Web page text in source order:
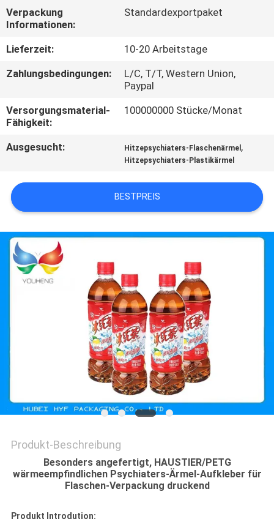
SIE
MIT
IN
VERBINDUNG
NACHRICHTEN
FORDERN
SIE EIN
SITEMAP
DATENSCHUTZRICHTLINIE
Verpackung
Informationen:
Standardexportpaket
Lieferzeit:
10-20 Arbeitstage
Zahlungsbedingungen:
L/C, T/T, Western Union,
Paypal
Versorgungsmaterial-
Fähigkeit:
100000000 Stücke/Monat
Ausgesucht: Hitzepsychiaters-Flaschenärmel ,
Hitzepsychiaters-Plastikärmel
BESTPREIS
Produkt-Beschreibung
Besonders angefertigt, HAUSTIER/PETG
wärmeempfindlichen Psychiaters-Ärmel-Aufkleber für
Flaschen-Verpackung druckend
Produkt Introdution: